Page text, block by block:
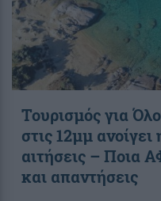
Τουρισμός για
στις 12μμ
αιτήσεις – Ποια
και απαντήσεις